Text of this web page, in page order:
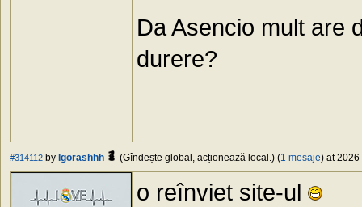
Da Asencio mult are
durere?
#314112 by Igorashhh (Gîndește global, acționează local.) (1 mesaje) at
o reînviet site-ul